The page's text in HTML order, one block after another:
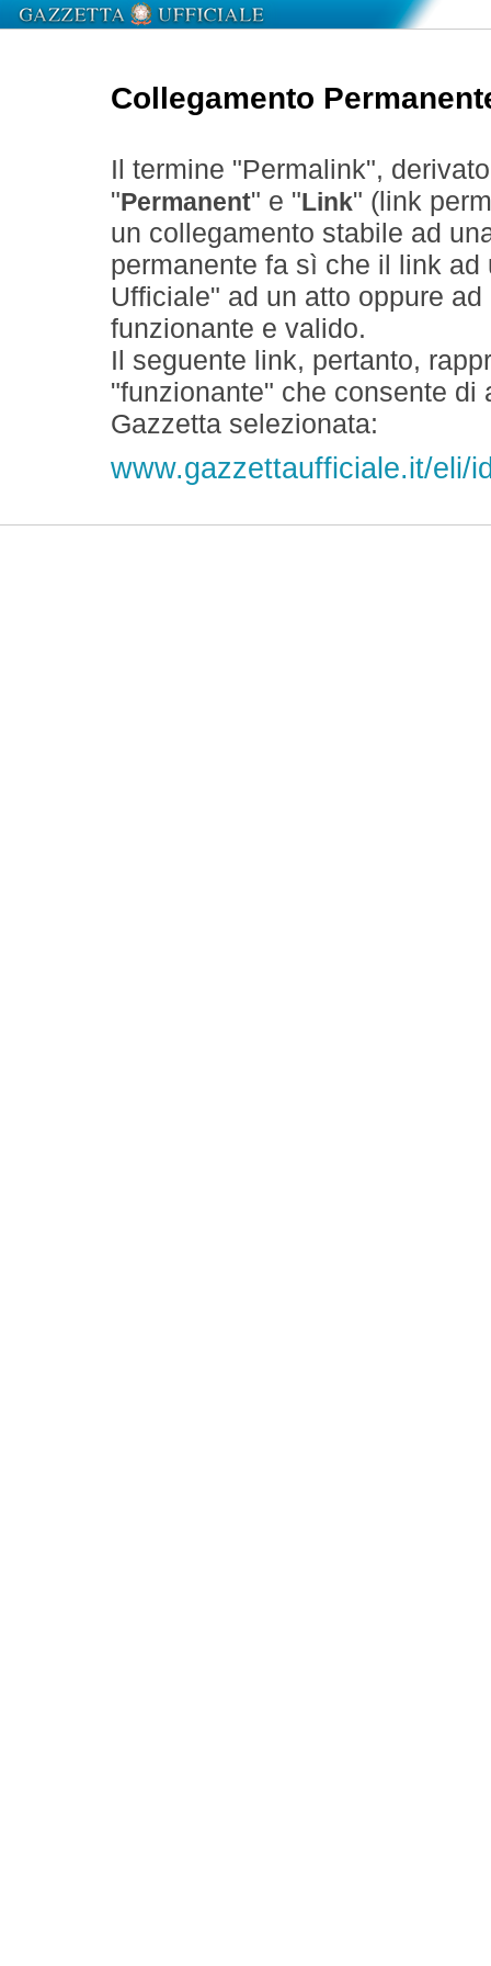
Collegamento
Il termine "Permalink",
" Permanent" e " Link" (link
un collegamento stabile ad
permanente fa sì che il link
Ufficiale" ad un atto oppure
funzionante e valido.
Il seguente link, pertanto,
"funzionante" che consente
Gazzetta selezionata:
www.gazzettaufficiale.it/eli/